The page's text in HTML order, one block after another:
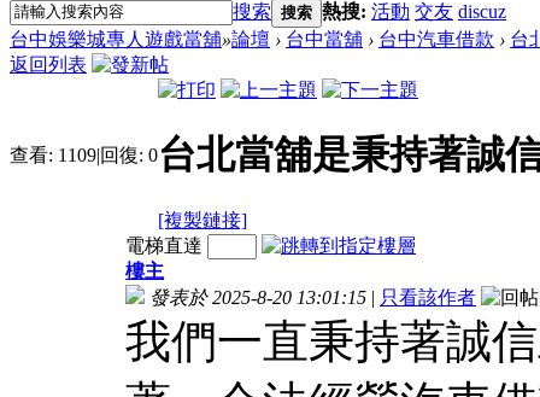
搜索 搜索 熱搜: 活動 交友 discuz
台中娛樂城專人遊戲當舖»論壇 › 台中當舖 › 台中汽車借款 › 台
返回列表
查看: 1109|回復: 0台北當舖是秉持著誠
[複製鏈接]
電梯直達
樓主
發表於 2025-8-20 13:01:15 | 只看該作者
我們一直秉持著誠